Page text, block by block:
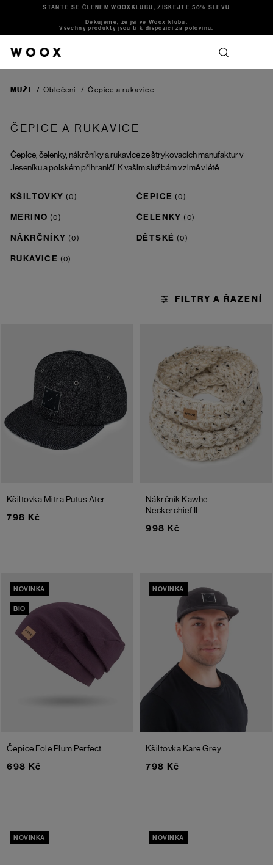
STAŇTE SE ČLENEM WOOXKLUBU, ZÍSKEJTE 50% SLEVU
Děkujeme, že jsi ve Woox klubu.
Všechny produkty jsou ti k dispozici za polovinu.
MUŽI / Oblečení / Čepice a rukavice
ČEPICE A RUKAVICE
Čepice, čelenky, nákrčníky a rukavice ze štrykovacích manufaktur v
Jeseníku a polském přihraničí. K vašim službám v zimě v létě.
KŠILTOVKY
ČEPICE
MERINO
ČELENKY
NÁKRČNÍKY
DĚTSKÉ
RUKAVICE
Kšiltovka Mitra Putus Ater
798 Kč
Nákrčník Kawhe
Neckerchief II
998 Kč
NOVINKA
BIO
Čepice Fole Plum Perfect
698 Kč
NOVINKA
Kšiltovka KareGrey
798 Kč
NOVINKA NOVINKA